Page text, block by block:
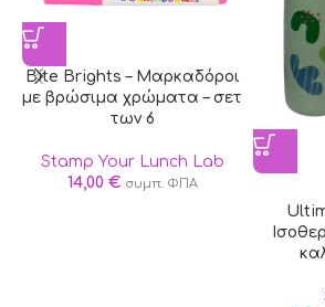
Bite Brights – Μαρκαδόροι
με βρώσιμα χρώματα – σετ
των 6
Stamp Your Lunch Lab
14,00 € συμπ. ΦΠΑ